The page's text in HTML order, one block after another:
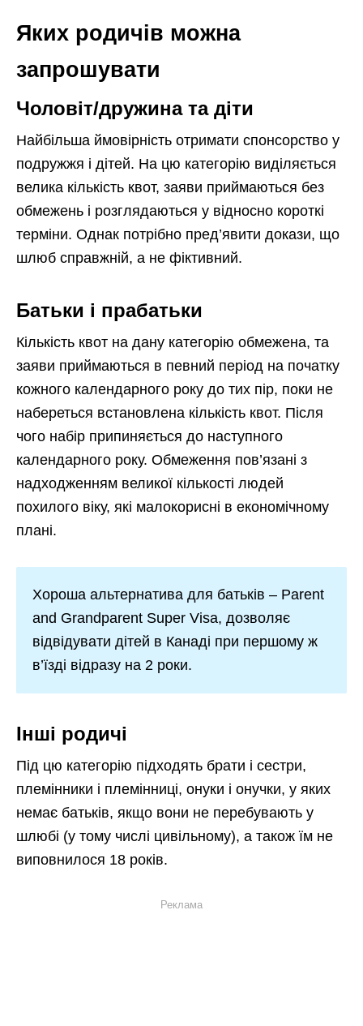
Яких родичів можна
запрошувати
Чоловіт/дружина та діти
Найбільша ймовірність отримати спонсорство у
подружжя і дітей. На цю категорію виділяється
велика кількість квот, заяви приймаються без
обмежень і розглядаються у відносно короткі
терміни. Однак потрібно пред’явити докази, що
шлюб справжній, а не фіктивний.
Батьки і прабатьки
Кількість квот на дану категорію обмежена, та
заяви приймаються в певний період на початку
кожного календарного року до тих пір, поки не
набереться встановлена кількість квот. Після
чого набір припиняється до наступного
календарного року. Обмеження пов’язані з
надходженням великої кількості людей
похилого віку, які малокорисні в економічному
плані.
Хороша альтернатива для батьків – Parent
and Grandparent Super Visa, дозволяє
відвідувати дітей в Канаді при першому ж
в’їзді відразу на 2 роки.
Інші родичі
Під цю категорію підходять брати і сестри,
племінники і племінниці, онуки і онучки, у яких
немає батьків, якщо вони не перебувають у
шлюбі (у тому числі цивільному), а також їм не
виповнилося 18 років.
Реклама